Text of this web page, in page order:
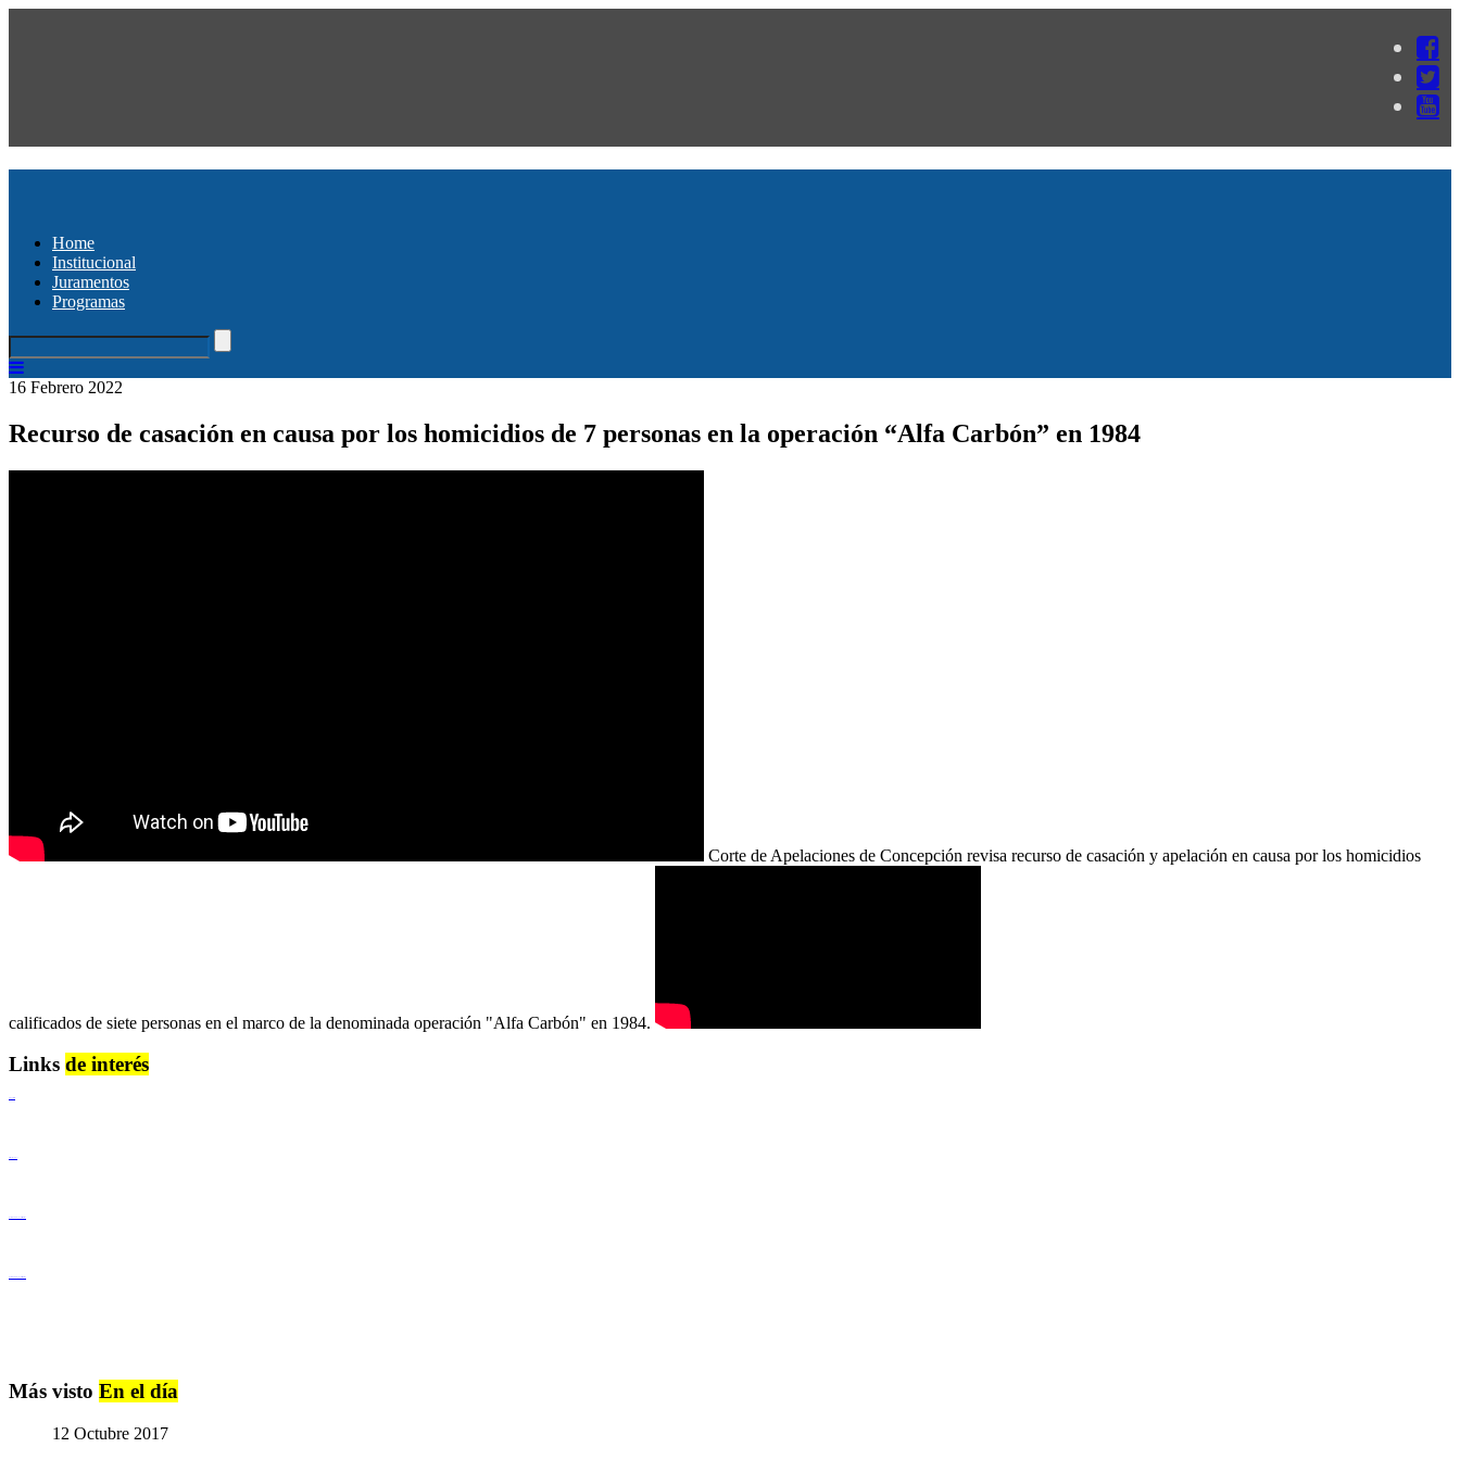
Home
Institucional
Juramentos
Programas
16 Febrero 2022
Recurso de casación en causa por los homicidios de 7 personas en la operación “Alfa Carbón” en 1984
Corte de Apelaciones de Concepción revisa recurso de casación y apelación en causa por los homicidios
calificados de siete personas en el marco de la denominada operación "Alfa Carbón" en 1984.
Links de interés
Más visto En el día
12 Octubre 2017